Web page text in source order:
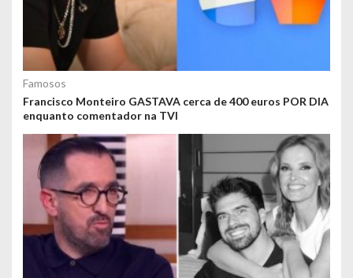
Famosos
Francisco Monteiro GASTAVA cerca de 400 euros POR DIA
enquanto comentador na TVI